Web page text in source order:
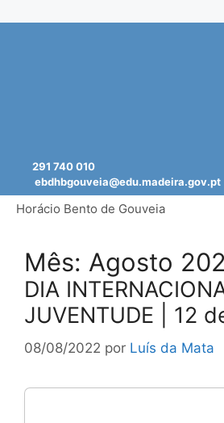
291 740 010
ebdhbgouveia@edu.madeira.gov.pt
Horácio Bento de Gouveia
Mês: Agosto
DIA
JUVENTUDE | 12
08/08/2022 por Luís da Mata